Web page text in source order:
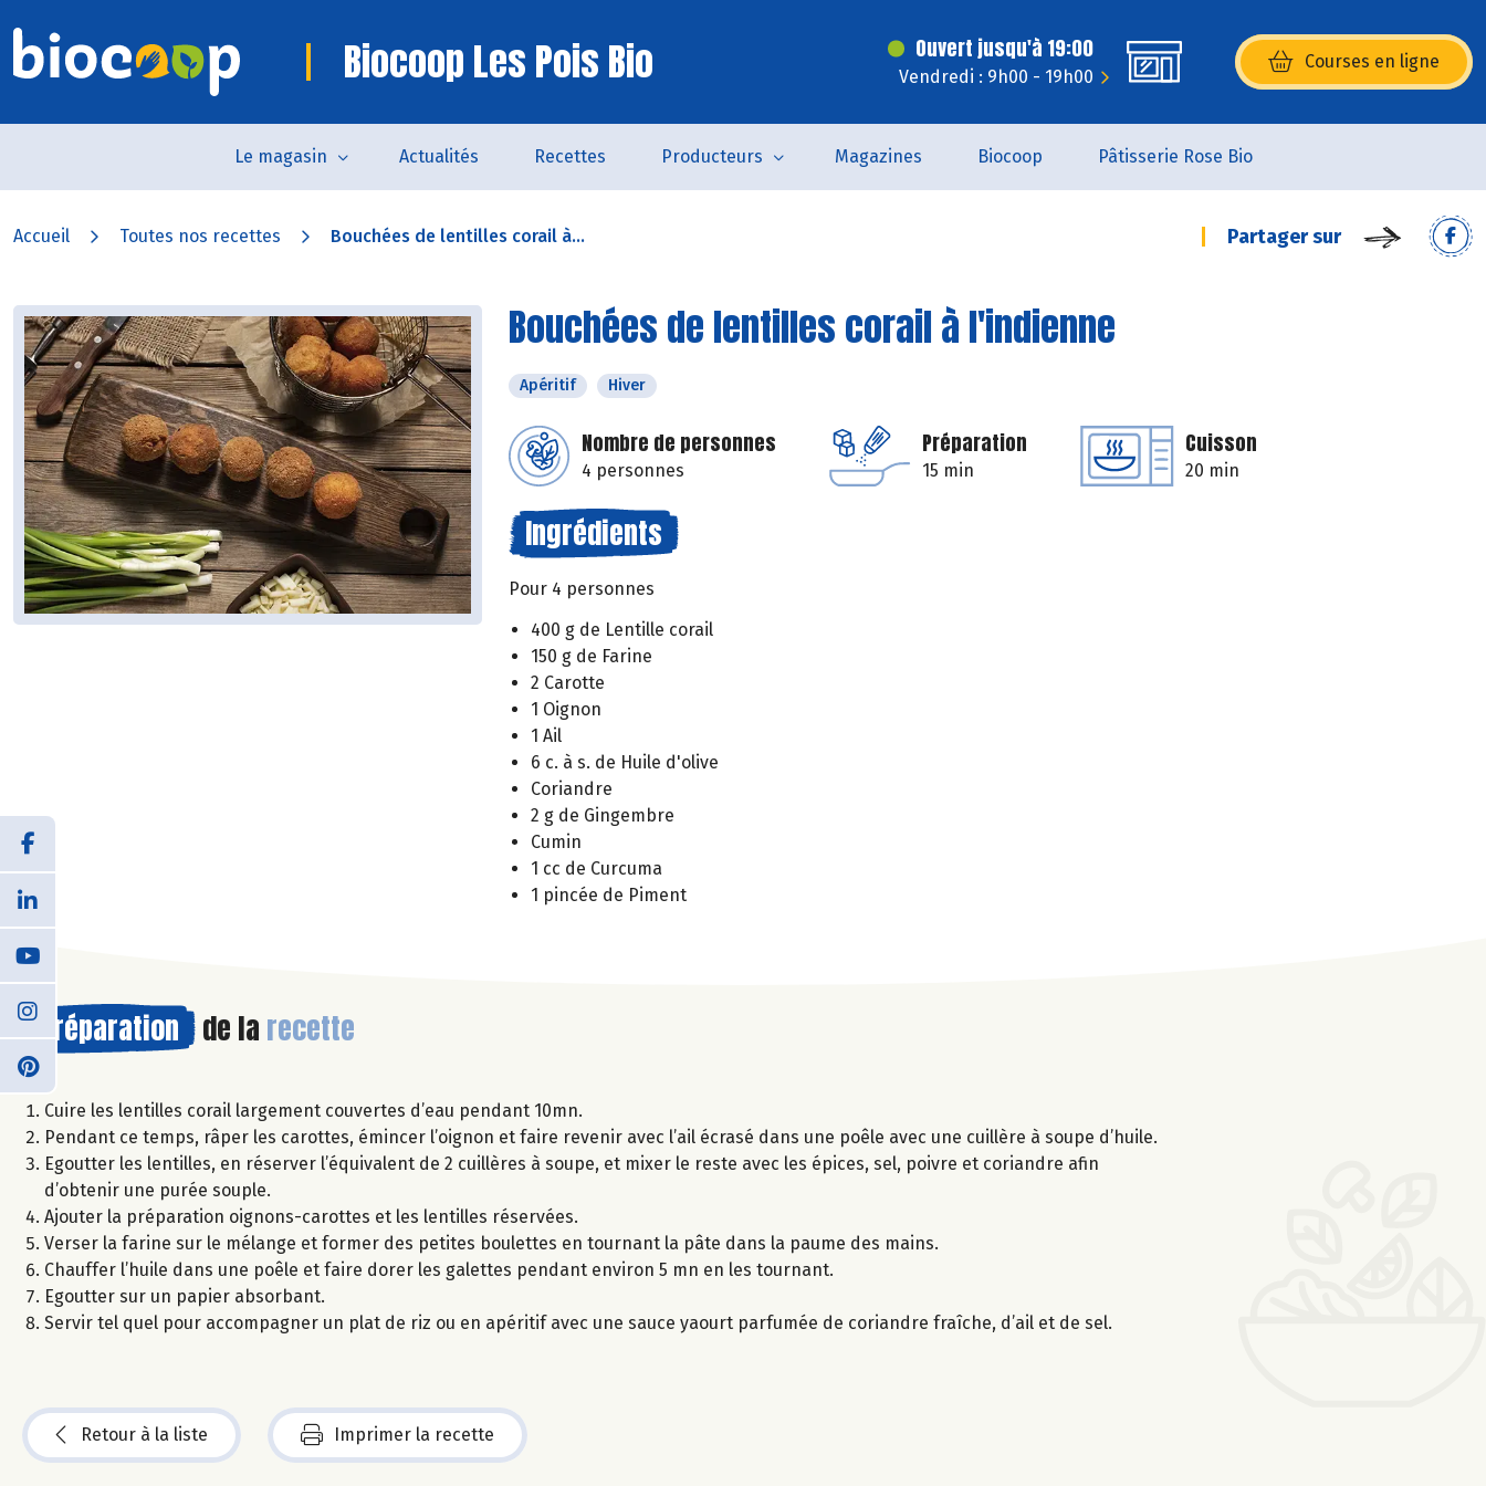
Biocoop Les Pois Bio Ouvert jusqu'à 19:00
Vendredi : 9h00 - 19h00
Courses en ligne
(s’ouvre dans une nouvelle
Le magasin Actualités Recettes Producteurs Magazines Biocoop Pâtisserie Rose Bio
Accueil Toutes nos recettes Bouchées de lentilles corail à... Partager sur
Bouchées de lentilles corail à l'indienne
Apéritif Hiver
Nombre de personnes
4 personnes
Préparation
15 min
Cuisson
20 min
Ingrédients
Pour 4 personnes
400 g de Lentille corail
150 g de Farine
2 Carotte
1 Oignon
1 Ail
6 c. à s. de Huile d'olive
Coriandre
2 g de Gingembre
Cumin
1 cc de Curcuma
1 pincée de Piment
Préparation de la recette
Cuire les lentilles corail largement couvertes d’eau pendant 10mn.
Pendant ce temps, râper les carottes, émincer l’oignon et faire revenir avec l’ail écrasé dans une poêle avec une cuillère à soupe d’huile.
Egoutter les lentilles, en réserver l’équivalent de 2 cuillères à soupe, et mixer le reste avec les épices, sel, poivre et coriandre afin
d’obtenir une purée souple.
Ajouter la préparation oignons-carottes et les lentilles réservées.
Verser la farine sur le mélange et former des petites boulettes en tournant la pâte dans la paume des mains.
Chauffer l’huile dans une poêle et faire dorer les galettes pendant environ 5 mn en les tournant.
Egoutter sur un papier absorbant.
Servir tel quel pour accompagner un plat de riz ou en apéritif avec une sauce yaourt parfumée de coriandre fraîche, d’ail et de sel.
Retour à la liste Imprimer la recette